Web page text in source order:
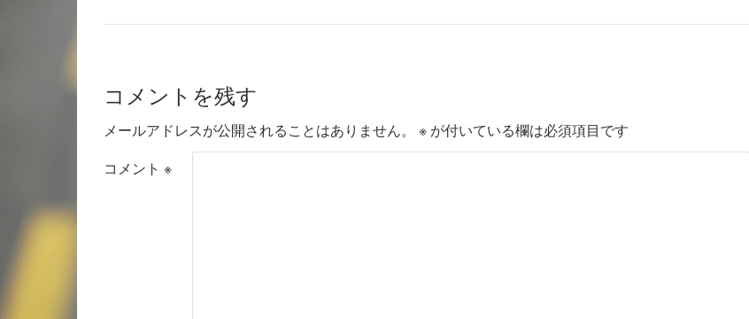
コメントを残す
メールアドレスが公開されることはありません。 ※ が付いている欄は必須項目です
コメント ※